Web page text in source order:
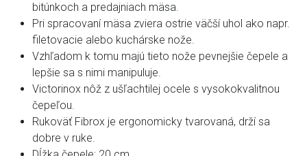
bitúnkoch a predajniach mäsa.
Pri spracovaní mäsa zviera ostrie väčší uhol ako napr.
filetovacie alebo kuchárske nože.
Vzhľadom k tomu majú tieto nože pevnejšie čepele a
lepšie sa s nimi manipuluje.
Victorinox nôž z ušľachtilej ocele s vysokokvalitnou
čepeľou.
Rukoväť Fibrox je ergonomicky tvarovaná, drží sa
dobre v ruke.